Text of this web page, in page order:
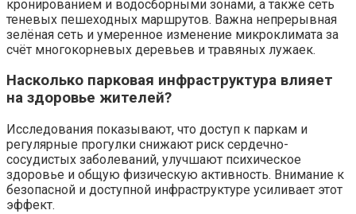
кронированием и водосборными зонами, а также сеть
теневых пешеходных маршрутов. Важна непрерывная
зелёная сеть и умеренное изменение микроклимата за
счёт многокорневых деревьев и травяных лужаек.
Насколько парковая инфраструктура влияет
на здоровье жителей?
Исследования показывают, что доступ к паркам и
регулярные прогулки снижают риск сердечно-
сосудистых заболеваний, улучшают психическое
здоровье и общую физическую активность. Внимание к
безопасной и доступной инфраструктуре усиливает этот
эффект.